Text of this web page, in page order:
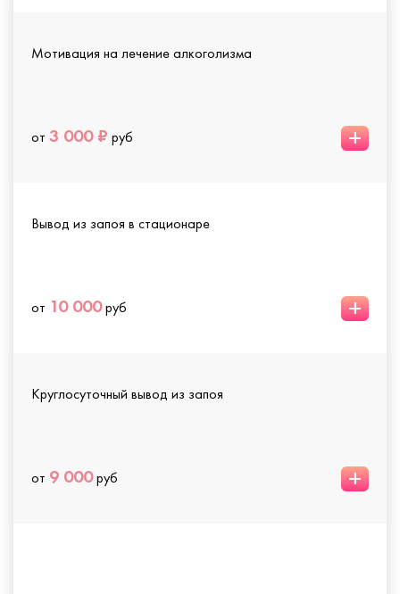
Мотивация на лечение алкоголизма
от 3 000 ₽ руб +
Вывод из запоя в стационаре
от 10 000руб +
Круглосуточный вывод из запоя
от 9 000руб +